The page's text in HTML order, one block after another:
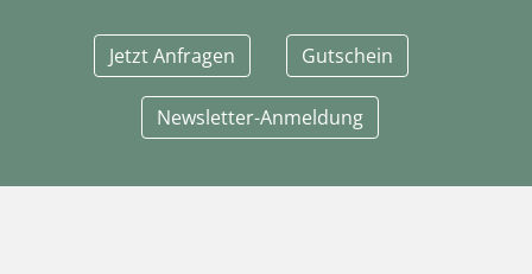
Jetzt Anfragen Gutschein
Newsletter-Anmeldung